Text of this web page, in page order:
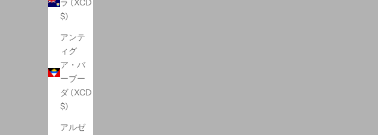
ラ (XCD
$)
アンテ
ィグ
ア・バ
ーブー
ダ (XCD
$)
アルゼ